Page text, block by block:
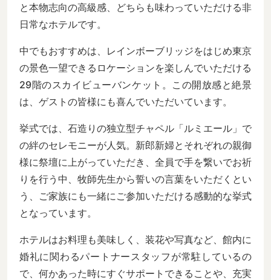
と本物志向の高級感、どちらも味わっていただける非
日常なホテルです。
中でもおすすめは、レインボーブリッジをはじめ東京
の景色一望できるロケーションを楽しんでいただける
29階のスカイビューバンケット。この開放感と絶景
は、ゲストの皆様にも喜んでいただいています。
挙式では、石造りの独立型チャペル「ルミエール」で
の絆のセレモニーが人気。新郎新婦とそれぞれの親御
様に祭壇に上がっていただき、全員で手を繋いでお祈
りを行う中、牧師先生から誓いの言葉をいただくとい
う、ご家族にも一緒にご参加いただける感動的な挙式
となっています。
ホテルはお料理も美味しく、装花や写真など、館内に
婚礼に関わるパートナースタッフが常駐しているの
で、何かあった時にすぐサポートできることや、充実